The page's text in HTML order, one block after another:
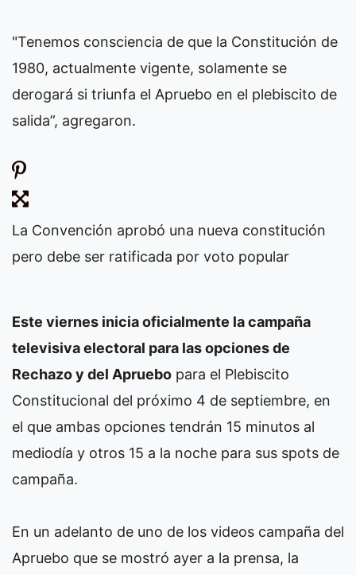
"Tenemos consciencia de que la Constitución de
1980, actualmente vigente, solamente se
derogará si triunfa el Apruebo en el plebiscito de
salida”, agregaron.
La Convención aprobó una nueva constitución
pero debe ser ratificada por voto popular
Este viernes inicia oficialmente la campaña
televisiva electoral para las opciones de
Rechazo y del Apruebo para el Plebiscito
Constitucional del próximo 4 de septiembre, en
el que ambas opciones tendrán 15 minutos al
mediodía y otros 15 a la noche para sus spots de
campaña.
En un adelanto de uno de los videos campaña del
Apruebo que se mostró ayer a la prensa, la